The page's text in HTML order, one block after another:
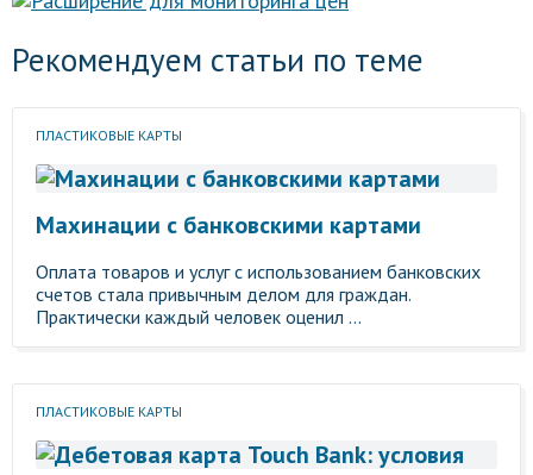
Рекомендуем статьи по теме
ПЛАСТИКОВЫЕ КАРТЫ
Махинации с банковскими картами
Оплата товаров и услуг с использованием банковских
счетов стала привычным делом для граждан.
Практически каждый человек оценил ...
ПЛАСТИКОВЫЕ КАРТЫ